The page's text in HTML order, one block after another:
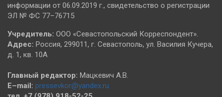
информации от 06.09.2019 г., свидетельство о регистрации
ЭЛ № ФС 77–76715
Учредитель: ООО «Севастопольский Корреспондент».
Адрес: Россия, 299011, г. Севастополь, ул. Василия Кучера,
д. 1, кв. 10А
Главный редактор: Мацкевич А.В.
E–mail: pressevkor@yandex.ru